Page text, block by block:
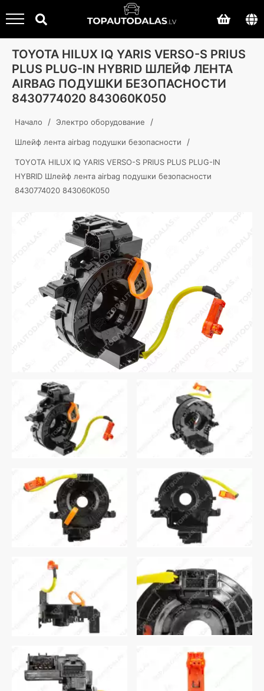
TOYOTA HILUX IQ YARIS VERSO-S PRIUS
PLUS PLUG-IN HYBRID ШЛЕЙФ ЛЕНТА
AIRBAG ПОДУШКИ БЕЗОПАСНОСТИ
8430774020 843060K050
Начало / Электро оборудование /
Шлейф лента airbag подушки безопасности /
TOYOTA HILUX IQ YARIS VERSO-S PRIUS PLUS PLUG-IN
HYBRID Шлейф лента airbag подушки безопасности
8430774020 843060K050